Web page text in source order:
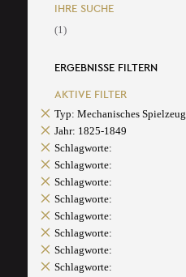
IHRE SUCHE
(1)
ERGEBNISSE FILTERN
AKTIVE FILTER
Typ: Mechanisches Spielzeug
Jahr: 1825-1849
Schlagworte:
Schlagworte:
Schlagworte:
Schlagworte:
Schlagworte:
Schlagworte:
Schlagworte:
Schlagworte: